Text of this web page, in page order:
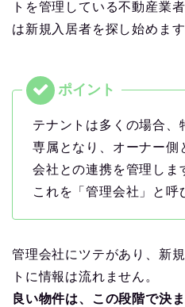
トを管理している不動産業
は新規入居者を探し始めます
テナントは多くの場合、
専属となり、オーナー側
会社との連携を管理しま
これを「管理会社」と呼
管理会社にツテがあり、新
トに情報は流れません。
良い物件は、この段階で決